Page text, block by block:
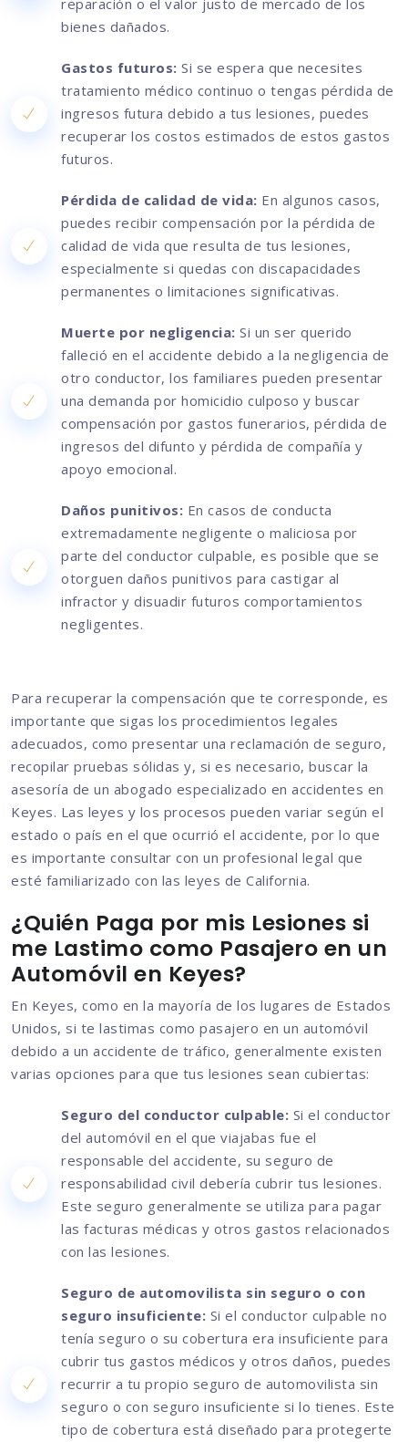
reparación o el valor justo de mercado de los
bienes dañados.
Gastos futuros: Si se espera que necesites
tratamiento médico continuo o tengas pérdida de
ingresos futura debido a tus lesiones, puedes
recuperar los costos estimados de estos gastos
futuros.
Pérdida de calidad de vida: En algunos casos,
puedes recibir compensación por la pérdida de
calidad de vida que resulta de tus lesiones,
especialmente si quedas con discapacidades
permanentes o limitaciones significativas.
Muerte por negligencia: Si un ser querido
falleció en el accidente debido a la negligencia de
otro conductor, los familiares pueden presentar
una demanda por homicidio culposo y buscar
compensación por gastos funerarios, pérdida de
ingresos del difunto y pérdida de compañía y
apoyo emocional.
Daños punitivos: En casos de conducta
extremadamente negligente o maliciosa por
parte del conductor culpable, es posible que se
otorguen daños punitivos para castigar al
infractor y disuadir futuros comportamientos
negligentes.
Para recuperar la compensación que te corresponde, es
importante que sigas los procedimientos legales
adecuados, como presentar una reclamación de seguro,
recopilar pruebas sólidas y, si es necesario, buscar la
asesoría de un abogado especializado en accidentes en
Keyes. Las leyes y los procesos pueden variar según el
estado o país en el que ocurrió el accidente, por lo que
es importante consultar con un profesional legal que
esté familiarizado con las leyes de California.
¿Quién Paga por mis Lesiones si
me Lastimo como Pasajero en un
Automóvil en Keyes?
En Keyes, como en la mayoría de los lugares de Estados
Unidos, si te lastimas como pasajero en un automóvil
debido a un accidente de tráfico, generalmente existen
varias opciones para que tus lesiones sean cubiertas:
Seguro del conductor culpable: Si el conductor
del automóvil en el que viajabas fue el
responsable del accidente, su seguro de
responsabilidad civil debería cubrir tus lesiones.
Este seguro generalmente se utiliza para pagar
las facturas médicas y otros gastos relacionados
con las lesiones.
Seguro de automovilista sin seguro o con
seguro insuficiente: Si el conductor culpable no
tenía seguro o su cobertura era insuficiente para
cubrir tus gastos médicos y otros daños, puedes
recurrir a tu propio seguro de automovilista sin
seguro o con seguro insuficiente si lo tienes. Este
tipo de cobertura está diseñado para protegerte